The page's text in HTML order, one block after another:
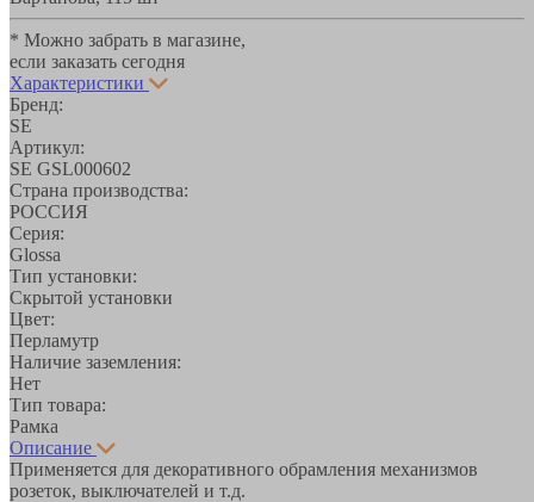
* Можно забрать в магазине,
если заказать сегодня
Характеристики
Бренд:
SE
Артикул:
SE GSL000602
Страна производства:
РОССИЯ
Серия:
Glossa
Тип установки:
Скрытой установки
Цвет:
Перламутр
Наличие заземления:
Нет
Тип товара:
Рамка
Описание
Применяется для декоративного обрамления механизмов
розеток, выключателей и т.д.